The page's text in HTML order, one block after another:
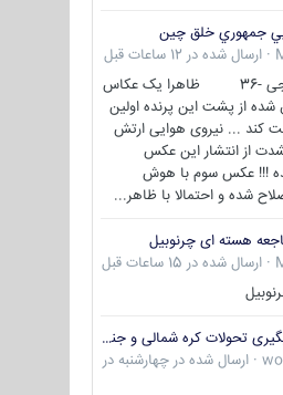
جمهوري خلق چين
· ارسال شده در 12 ساعات قبل
بسم ا... جی -36 ظاهرا یک عکاس
از پشت این پرنده اولین
کند ... نیروی هوایی ارتش
از انتشار این عکس
!!! عکس سوم با هوش
شده و احتمالا با ظاهر...
هسته ای چرنوبیل
· ارسال شده در 15 ساعات قبل
تحلیل و پیگیری تحولات کره شمالی و جنوبی
· ارسال شده در چهارشنبه در